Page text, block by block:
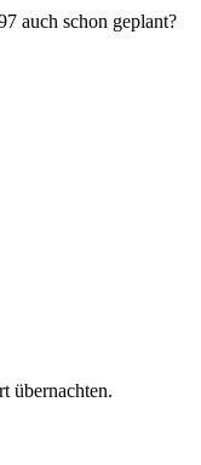
auch schon geplant?
übernachten.